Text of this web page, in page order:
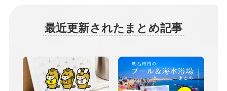
最近更新されたまとめ記事